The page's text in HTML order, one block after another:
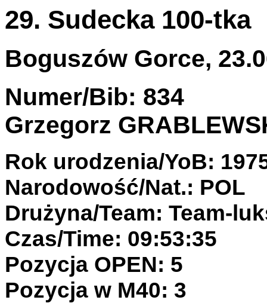
29. Sudecka 100-tka
Boguszów Gorce,
Numer/Bib: 834
Grzegorz
Rok urodzenia/YoB:
Narodowość/Nat.: POL
Drużyna/Team: Team-
Czas/Time: 09:53:35
Pozycja OPEN: 5
Pozycja w M40: 3